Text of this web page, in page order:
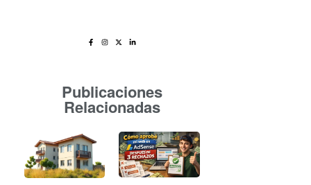
Publicaciones
Relacionadas